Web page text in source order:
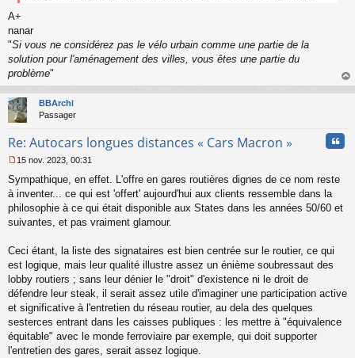
A+
nanar
"Si vous ne considérez pas le vélo urbain comme une partie de la
solution pour l'aménagement des villes, vous êtes une partie du
problème"
au
BBArchi
Passager
Re: Autocars longues distances « Cars Macron »
e
s
s
a
g
n
o
n
l
u
15 nov. 2023, 00:31
Sympathique, en effet. L'offre en gares routières dignes de ce nom reste
à inventer... ce qui est 'offert' aujourd'hui aux clients ressemble dans la
philosophie à ce qui était disponible aux States dans les années 50/60 et
suivantes, et pas vraiment glamour.
Ceci étant, la liste des signataires est bien centrée sur le routier, ce qui
est logique, mais leur qualité illustre assez un énième soubressaut des
lobby routiers ; sans leur dénier le "droit" d'existence ni le droit de
défendre leur steak, il serait assez utile d'imaginer une participation active
et significative à l'entretien du réseau routier, au dela des quelques
sesterces entrant dans les caisses publiques : les mettre à "équivalence
équitable" avec le monde ferroviaire par exemple, qui doit supporter
l'entretien des gares, serait assez logique.